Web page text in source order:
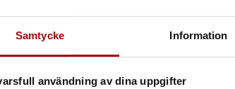
Samtycke Information
användning av dina uppgifter